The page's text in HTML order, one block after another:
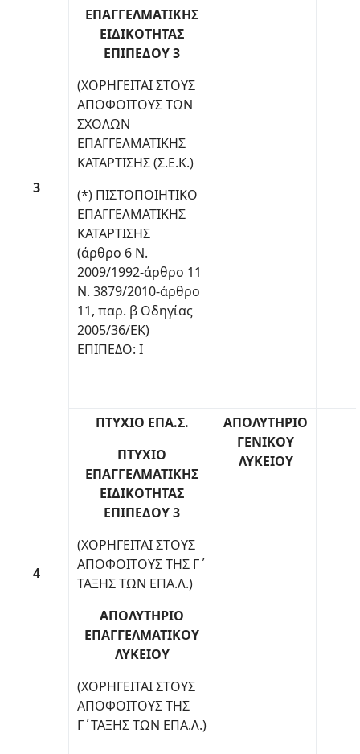
3
ΕΠΑΓΓΕΛΜΑΤΙΚΗΣ
ΕΙΔΙΚΟΤΗΤΑΣ
ΕΠΙΠΕΔΟΥ 3
(ΧΟΡΗΓΕΙΤΑΙ ΣΤΟΥΣ
ΑΠΟΦΟΙΤΟΥΣ ΤΩΝ
ΣΧΟΛΩΝ
ΕΠΑΓΓΕΛΜΑΤΙΚΗΣ
ΚΑΤΑΡΤΙΣΗΣ (Σ.Ε.Κ.)
(*) ΠΙΣΤΟΠΟΙΗΤΙΚΟ
ΕΠΑΓΓΕΛΜΑΤΙΚΗΣ
ΚΑΤΑΡΤΙΣΗΣ
(άρθρο 6 Ν.
2009/1992-άρθρο 11
Ν. 3879/2010-άρθρο
11, παρ. β Οδηγίας
2005/36/ΕΚ)
ΕΠΙΠΕΔΟ: Ι
4
ΠΤΥΧΙΟ ΕΠΑ.Σ.
ΠΤΥΧΙΟ
ΕΠΑΓΓΕΛΜΑΤΙΚΗΣ
ΕΙΔΙΚΟΤΗΤΑΣ
ΕΠΙΠΕΔΟΥ 3
(ΧΟΡΗΓΕΙΤΑΙ ΣΤΟΥΣ
ΑΠΟΦΟΙΤΟΥΣ ΤΗΣ Γ΄
ΤΑΞΗΣ ΤΩΝ ΕΠΑ.Λ.)
ΑΠΟΛΥΤΗΡΙΟ
ΕΠΑΓΓΕΛΜΑΤΙΚΟΥ
ΛΥΚΕΙΟΥ
(ΧΟΡΗΓΕΙΤΑΙ ΣΤΟΥΣ
ΑΠΟΦΟΙΤΟΥΣ ΤΗΣ
Γ΄ΤΑΞΗΣ ΤΩΝ ΕΠΑ.Λ.)
ΑΠΟΛΥΤΗΡΙΟ
ΓΕΝΙΚΟΥ
ΛΥΚΕΙΟΥ